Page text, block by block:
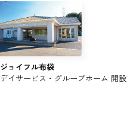
ジョイフル布袋
デイサービス・グループホーム 開設